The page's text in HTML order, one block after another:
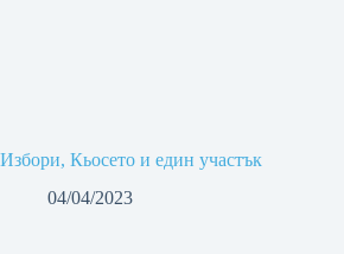
Избори, Кьосето и един участък
04/04/2023